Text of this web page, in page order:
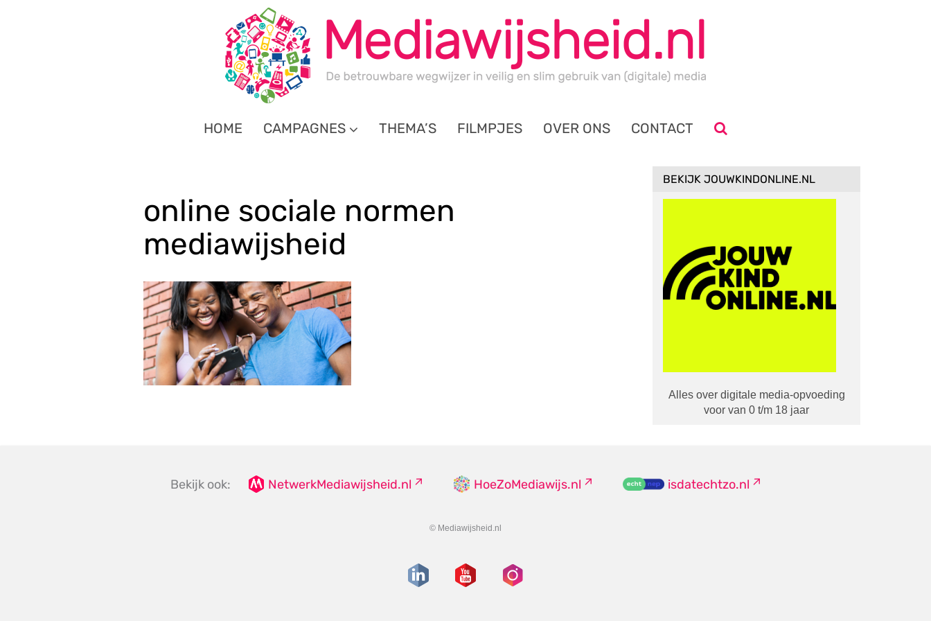
HOME CAMPAGNES THEMA’S FILMPJES OVER ONS CONTACT
online sociale normen
mediawijsheid
BEKIJK JOUWKINDONLINE.NL
Alles over digitale media-opvoeding
voor van 0 t/m 18 jaar
Bekijk ook: NetwerkMediawijsheid.nl HoeZoMediawijs.nl isdatechtzo.nl
© Mediawijsheid.nl